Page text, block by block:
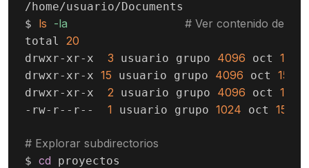
/home/usuario/Documents
$ ls -la # Ver contenido
total 20
drwxr-xr-x 3 usuario grupo 4096 oct 15
drwxr-xr-x 15 usuario grupo 4096 oct 15
drwxr-xr-x 2 usuario grupo 4096 oct 15
-rw-r--r-- 1 usuario grupo 1024 oct 15
# Explorar subdirectorios
$ cd proyectos